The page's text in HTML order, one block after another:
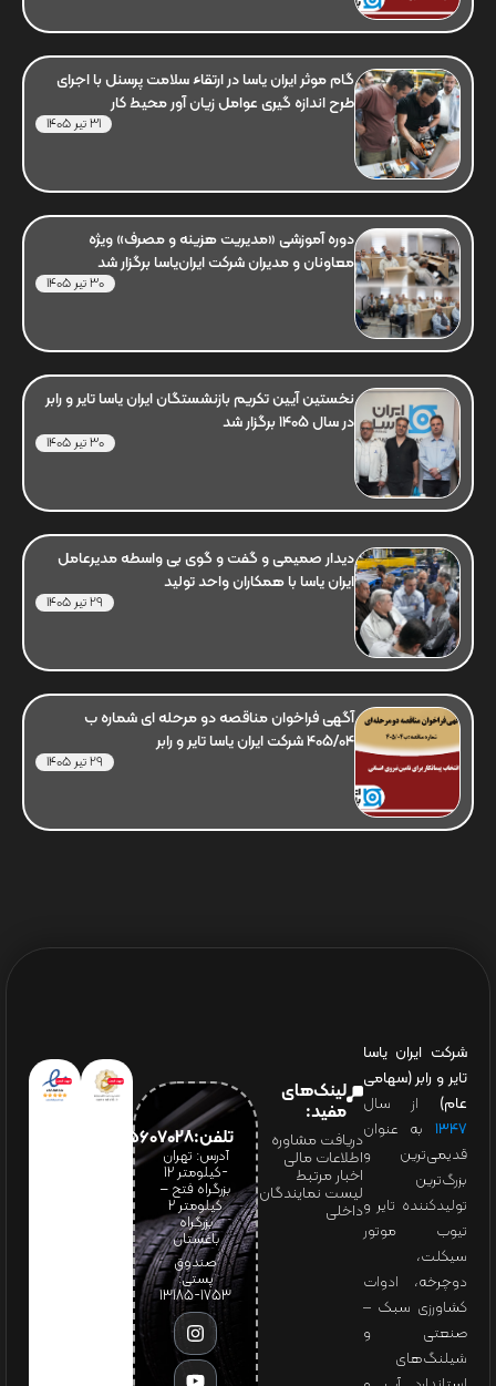
گام موثر ایران یاسا در ارتقاء سلامت پرسنل با اجرای
طرح اندازه گیری عوامل زیان آور محیط کار
31 تیر 1405
دوره آموزشی «مدیریت هزینه و مصرف» ویژه
معاونان و مدیران شرکت ایران‌یاسا برگزار شد
30 تیر 1405
نخستین آیین تکریم بازنشستگان ایران یاسا تایر و رابر
در سال 1405 برگزار شد
30 تیر 1405
دیدار صمیمی و گفت و گوی بی واسطه مدیرعامل
ایران یاسا با همکاران واحد تولید
29 تیر 1405
آگهی فراخوان مناقصه دو مرحله ای شماره ب
405/04 شرکت ایران یاسا تایر و رابر
29 تیر 1405
شرکت ایران یاسا
تایر و رابر (سهامی
عام) از سال
۱۳۴۷ به عنوان
قدیمی‌ترین و
بزرگ‌ترین
تولیدکننده تایر و
تیوب موتور
سیکلت،
دوچرخه، ادوات
کشاورزی سبک –
صنعتی و
شیلنگ‌های
لینک‌های
مفید:
دریافت مشاوره
اطلاعات مالی
اخبار مرتبط
لیست نمایندگان
داخلی
تلفن:65607028(021)
آدرس: تهران
-کیلومتر 12
بزرگراه فتح –
کیلومتر ۲
بزرگراه
باغستان
صندوق
پستی:
1753-13185